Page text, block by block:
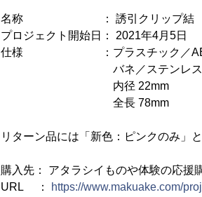
名称 ： 誘引クリップ結 (新
プロジェクト開始日： 2021年4月5日
仕様 ：プラスチック／AES樹
バネ／ステンレス
内径 22mm
全長 78mm
リターン品には「新色：ピンクのみ」
購入先： アタラシイものや体験の応
URL ：
https://www.makuake.com/